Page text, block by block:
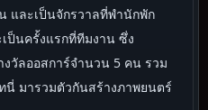
และเป็นจักรวาลที่พำนักพัก
ป็นครั้งแรกที่ทีมงาน ซึ่ง
งวัลออสการ์จำนวน 5 คน รวม
นี่ มารวมตัวกันสร้างภาพยนตร์